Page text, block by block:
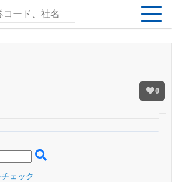
0
でβ版をはじめる
と米株版の先行利用も付きます
ェック